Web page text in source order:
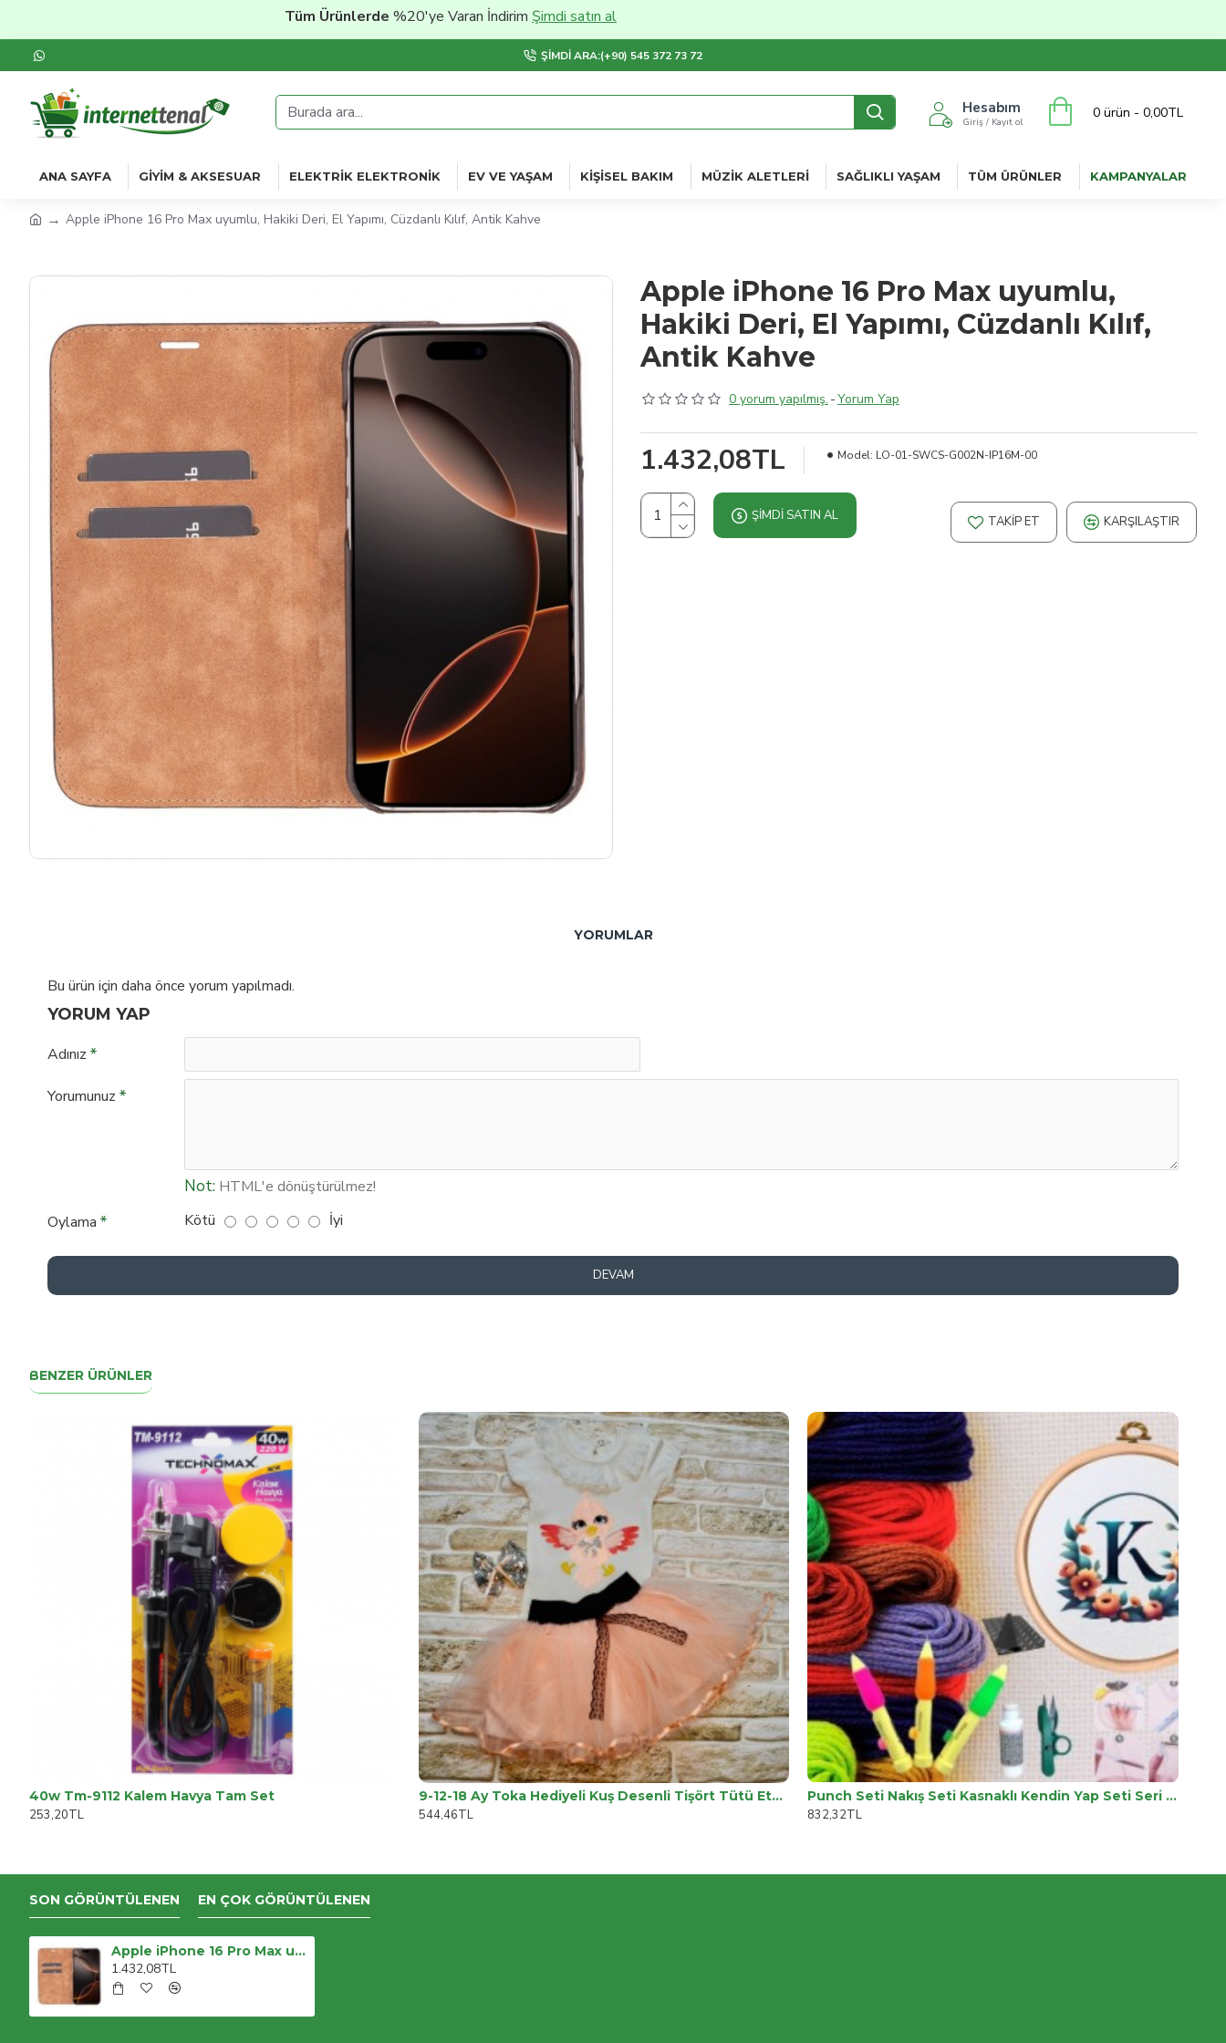
Tüm Ürünlerde%20'ye Varan İndirimŞimdi satın al
ŞIMDI ARA:(+90) 545 372 73 72
Hesabım
Giriş / Kayıt ol
0 ürün - 0,00TL
ANA SAYFA GIYIM & AKSESUAR ELEKTRIK ELEKTRONIK EV VE YAŞAM KIŞISEL BAKIM MÜZIK ALETLERI SAĞLIKLI YAŞAM TÜM ÜRÜNLER KAMPANYALAR
Apple iPhone 16 Pro Max uyumlu, Hakiki Deri, El Yapımı, Cüzdanlı Kılıf, Antik Kahve
Apple iPhone 16 Pro Max uyumlu,
Hakiki Deri, El Yapımı, Cüzdanlı Kılıf,
Antik Kahve
0 yorum yapılmış. -Yorum Yap
1.432,08TL Model: LO-01-SWCS-G002N-IP16M-00
ŞIMDI SATIN AL TAKIP ET KARŞILAŞTIR
YORUMLAR
Bu ürün için daha önce yorum yapılmadı.
YORUM YAP
Adınız
Yorumunuz
Not: HTML'e dönüştürülmez!
Oylama
Kötü İyi
DEVAM
BENZER ÜRÜNLER
40w Tm-9112 Kalem Havya Tam Set
253,20TL
9-12-18 Ay Toka Hediyeli Kuş Desenli Tişört Tütü Etek 2li Kız Bebek Takımı
544,46TL
Punch Seti Nakış Seti Kasnaklı Kendin Yap Seti Seri 77
832,32TL
SON GÖRÜNTÜLENEN EN ÇOK GÖRÜNTÜLENEN
Apple iPhone 16 Pro Max uyumlu, Hakiki Deri, El Yapımı, Cüzdanlı Kılıf, Antik Kahve
1.432,08TL